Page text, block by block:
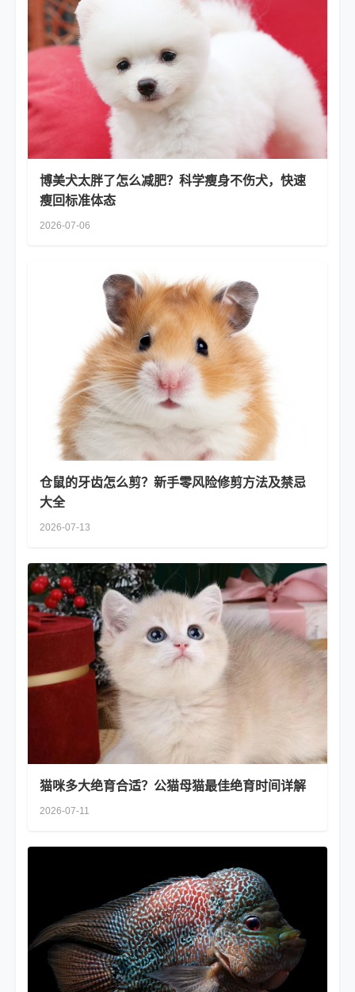
博美犬太胖了怎么减肥？科学瘦身不伤犬，快速
瘦回标准体态
2026-07-06
仓鼠的牙齿怎么剪？新手零风险修剪方法及禁忌
大全
2026-07-13
猫咪多大绝育合适？公猫母猫最佳绝育时间详解
2026-07-11